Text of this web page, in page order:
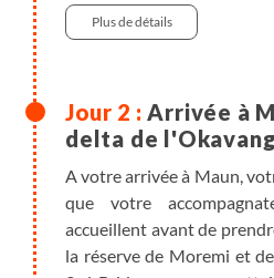
Plus de détails
Arrivée à
delta de
A votre arrivée à Maun,
que votre
accueillent avant de
la réserve de Moremi et